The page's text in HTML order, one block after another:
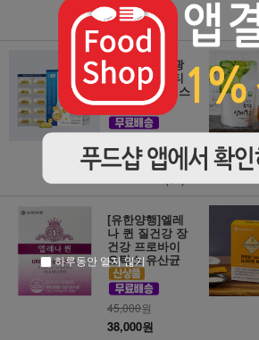
[일주일특가]광
동 초임계 알티
지 오메가3 맥스
17,900원
★★★★★
[유한양행]엘레
나 퀸 질건강 장
건강 프로바이
오틱스 유산균
45,000원
38,000원
하루동안 열지 않기